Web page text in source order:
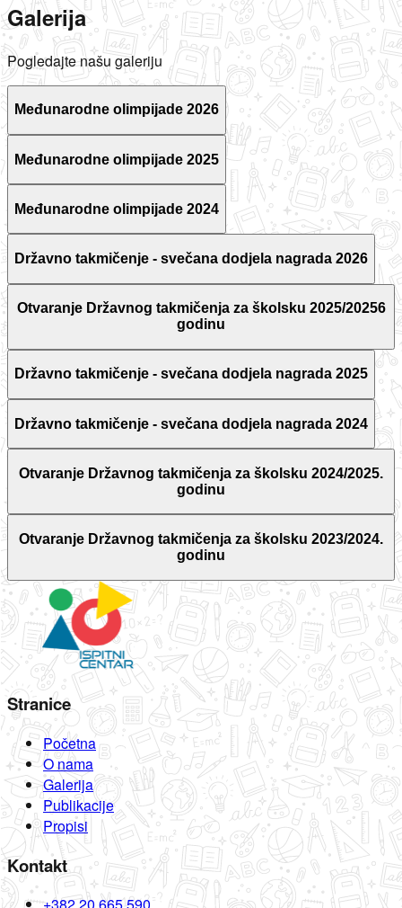
Galerija
Pogledajte našu galeriju
Međunarodne olimpijade 2026
Međunarodne olimpijade 2025
Međunarodne olimpijade 2024
Državno takmičenje - svečana dodjela nagrada 2026
Otvaranje Državnog takmičenja za školsku 2025/20256
godinu
Državno takmičenje - svečana dodjela nagrada 2025
Državno takmičenje - svečana dodjela nagrada 2024
Otvaranje Državnog takmičenja za školsku 2024/2025.
godinu
Otvaranje Državnog takmičenja za školsku 2023/2024.
godinu
Stranice
Početna
O nama
Galerija
Publikacije
Propisi
Kontakt